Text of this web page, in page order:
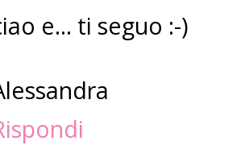
e... ti seguo :-)